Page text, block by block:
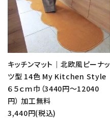
キッチンマット｜北欧風ピーナッ
ツ型 14色 My Kitchen Style
６５ｃｍ巾（3440円～12040
円） 加工無料
3,440円(税込)